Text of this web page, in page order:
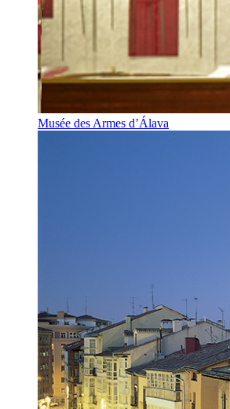
Musée des Armes d’Álava